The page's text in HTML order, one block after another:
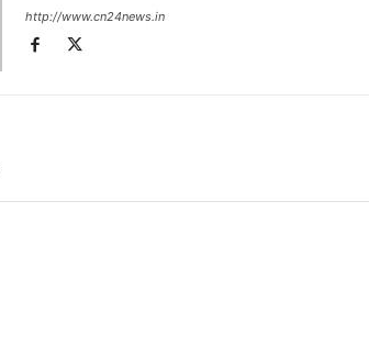
http://www.cn24news.in